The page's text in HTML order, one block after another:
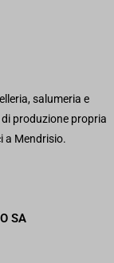
salumeria e
di produzione propria
a Mendrisio.
SA